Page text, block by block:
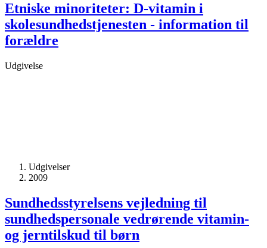
Etniske minoriteter: D-vitamin i
skolesundheds­tjenesten - information til
forældre
Udgivelse
Udgivelser
2009
Sundhedsstyrelsens vejledning til
sundhedspersonale vedrørende vitamin-
og jerntilskud til børn